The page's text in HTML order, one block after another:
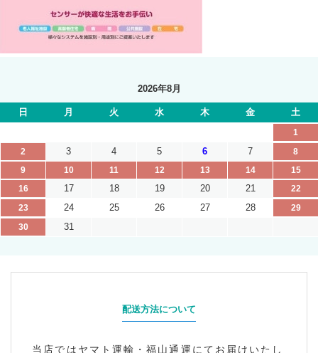
2026年8月
日 月 火 水 木 金 土
1
2
3 4 5 6 7
8
9
10 11 12 13 14
15
16
17 18 19 20 21
22
23
24 25 26 27 28
29
30
31
配送方法について
当店ではヤマト運輸・福山通運にてお届けいたし